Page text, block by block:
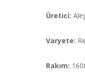
Üretici:
Varyete:
Rakım: